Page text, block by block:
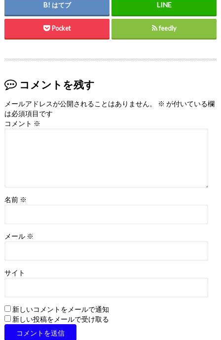
はてブ
Pocket feedly
コメントを残す
メールアドレスが公開されることはありません。 ※ が付いている欄
は必須項目です
コメント ※
名前 ※
メール ※
サイト
新しいコメントをメールで通知
新しい投稿をメールで受け取る